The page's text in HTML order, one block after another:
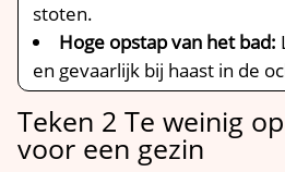
stoten.​
Hoge opstap van het bad:
en gevaarlijk bij haast in de
Teken 2 Te weinig
voor een gezin